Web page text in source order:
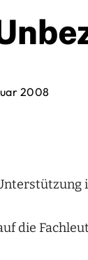
2008
die